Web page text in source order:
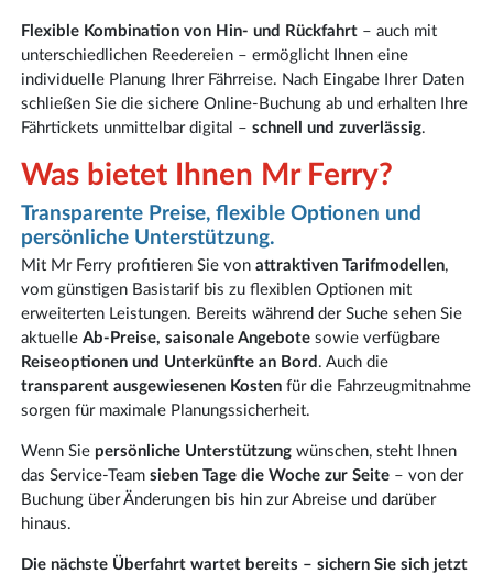
Flexible Kombination von Hin- und Rückfahrt– auch mit
unterschiedlichen Reedereien – ermöglicht Ihnen eine
individuelle Planung Ihrer Fährreise. Nach Eingabe Ihrer Daten
schließen Sie die sichere Online-Buchung ab und erhalten Ihre
Fährtickets unmittelbar digital – schnell und zuverlässig.
Was bietet Ihnen Mr Ferry?
Transparente Preise, flexible Optionen und
persönliche Unterstützung.
Mit Mr Ferry profitieren Sie von attraktiven Tarifmodellen,
vom günstigen Basistarif bis zu flexiblen Optionen mit
erweiterten Leistungen. Bereits während der Suche sehen Sie
aktuelle Ab-Preise, saisonale Angebotesowie verfügbare
Reiseoptionen und Unterkünfte an Bord . Auch die
transparent ausgewiesenen Kostenfür die Fahrzeugmitnahme
sorgen für maximale Planungssicherheit.
Wenn Sie persönliche Unterstützungwünschen, steht Ihnen
das Service-Team sieben Tage die Woche zur Seite– von der
Buchung über Änderungen bis hin zur Abreise und darüber
hinaus.
Die nächste Überfahrt wartet bereits – sichern Sie sich jetzt